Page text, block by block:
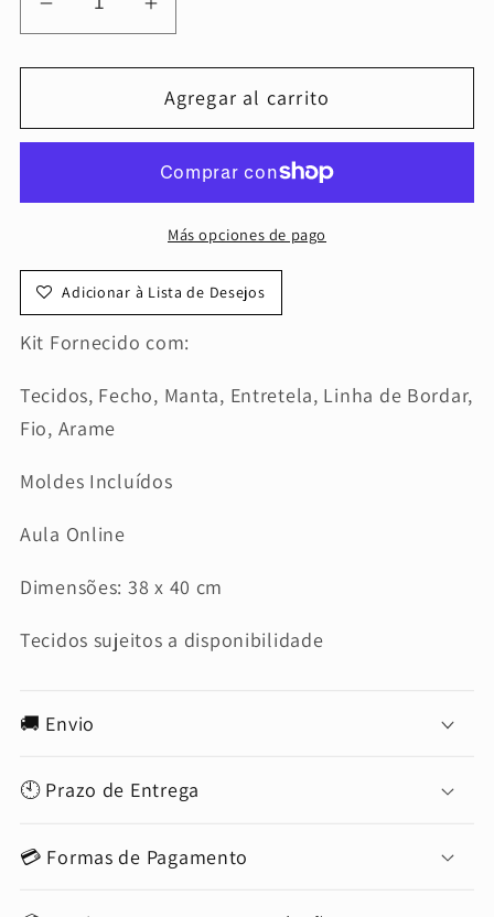
Reducir
para
Costura
-
Amor
Aumentar
para
Kit
Costura
com
Magia
Amor
-
Amor
Agregar al carrito
Más opciones de pago
Adicionar à Lista de Desejos
Kit Fornecido com:
Tecidos, Fecho, Manta, Entretela, Linha de Bordar,
Fio, Arame
Moldes Incluídos
Aula Online
Dimensões: 38 x 40 cm
Tecidos sujeitos a disponibilidade
🚚 Envio
🕙 Prazo de Entrega
💳 Formas de Pagamento